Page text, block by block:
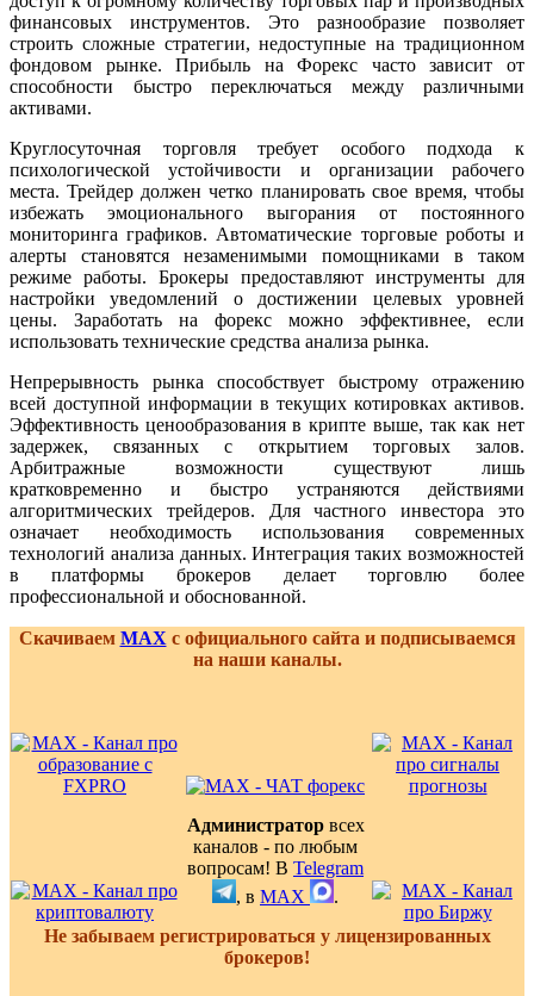
финансовых инструментов. Это разнообразие позволяет
строить сложные стратегии, недоступные на традиционном
фондовом рынке. Прибыль на Форекс часто зависит от
способности быстро переключаться между различными
активами.
Круглосуточная торговля требует особого подхода к
психологической устойчивости и организации рабочего
места. Трейдер должен четко планировать свое время, чтобы
избежать эмоционального выгорания от постоянного
мониторинга графиков. Автоматические торговые роботы и
алерты становятся незаменимыми помощниками в таком
режиме работы. Брокеры предоставляют инструменты для
настройки уведомлений о достижении целевых уровней
цены. Заработать на форекс можно эффективнее, если
использовать технические средства анализа рынка.
Непрерывность рынка способствует быстрому отражению
всей доступной информации в текущих котировках активов.
Эффективность ценообразования в крипте выше, так как нет
задержек, связанных с открытием торговых залов.
Арбитражные возможности существуют лишь
кратковременно и быстро устраняются действиями
алгоритмических трейдеров. Для частного инвестора это
означает необходимость использования современных
технологий анализа данных. Интеграция таких возможностей
в платформы брокеров делает торговлю более
профессиональной и обоснованной.
Скачиваем MAXс официального сайта и подписываемся
на наши каналы.
Администраторвсех
каналов - по любым
вопросам! В Telegram
, в MAX
.
Не забываем регистрироваться у лицензированных
брокеров!